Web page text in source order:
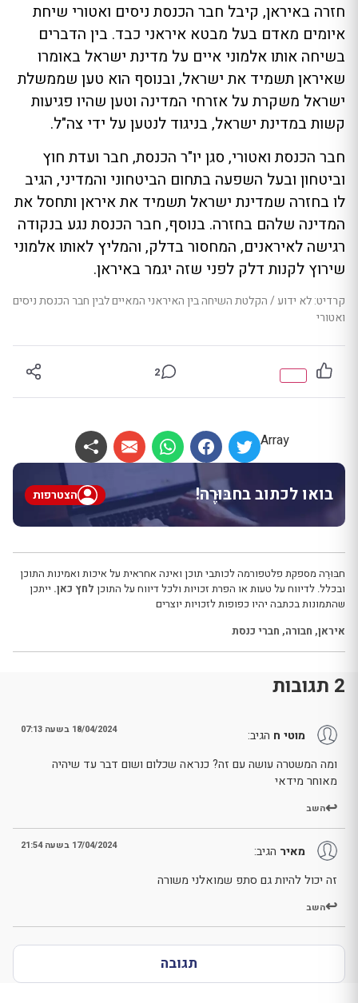
חזרה באיראן, קיבל חבר הכנסת ניסים ואטורי שיחת
איומים מאדם בעל מבטא איראני כבד. בין הדברים
בשיחה אותו אלמוני איים על מדינת ישראל באומרו
שאיראן תשמיד את ישראל, ובנוסף הוא טען שממשלת
ישראל משקרת על אזרחי המדינה וטען שהיו פגיעות
קשות במדינת ישראל, בניגוד לנטען על ידי צה"ל.
חבר הכנסת ואטורי, סגן יו"ר הכנסת, חבר ועדת חוץ
וביטחון ובעל השפעה בתחום הביטחוני והמדיני, הגיב
לו בחזרה שמדינת ישראל תשמיד את איראן ותחסל את
המדינה שלהם בחזרה. בנוסף, חבר הכנסת נגע בנקודה
רגישה לאיראנים, המחסור בדלק, והמליץ לאותו אלמוני
שירוץ לקנות דלק לפני שזה יגמר באיראן.
קרדיט: לא ידוע / הקלטת השיחה בין האיראני המאיים לבין חבר הכנסת ניסים
ואטורי
2
Array
בואו לכתוב בחבּוּרֶה! הצטרפות
חבּוּרֶה מספקת פלטפורמה לכותבי תוכן ואינה אחראית על איכות ואמינות התוכן
ובכלל. לדיווח על טעות או הפרת זכויות ולכל דיווח על התוכן לחץ כאן. ייתכן
שהתמונות בכתבה יהיו כפופות לזכויות יוצרים
איראן, חבורה, חברי כנסת
2 תגובות
מוטי ח הגיב: 18/04/2024 בשעה 07:13
ומה המשטרה עושה עם זה? כנראה שכלום ושום דבר עד שיהיה
מאוחר מידאי
השב
מאיר הגיב: 17/04/2024 בשעה 21:54
זה יכול להיות גם סתפ שמואלני משורה
השב
תגובה